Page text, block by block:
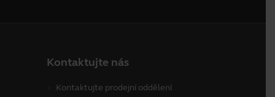
Kontaktujte nás
Kontaktujte prodejní oddělení